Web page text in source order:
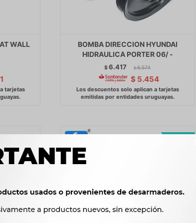
WALL
BOMBA DIRECCION HYUNDAI
HIDRAULICA PORTER 06/ -
$6.417 $ 6.574
$ 5.454